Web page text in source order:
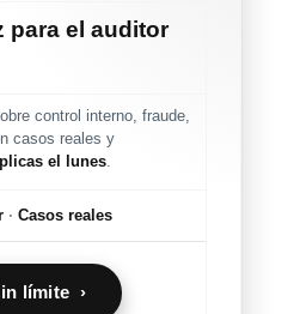
para el auditor
control interno, fraude,
casos reales y
el lunes.
· Casos reales
límite ›